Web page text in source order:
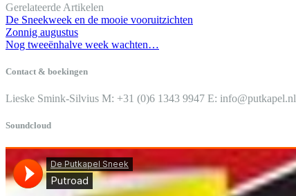
Gerelateerde Artikelen
De Sneekweek en de mooie vooruitzichten
Zonnig augustus
Nog tweeënhalve week wachten…
Contact & boekingen
Lieske Smink-Silvius M: +31 (0)6 1343 9947 E: info@putkapel.nl
Soundcloud